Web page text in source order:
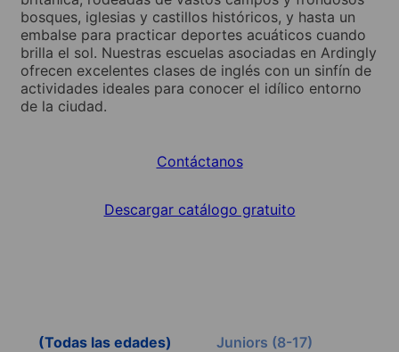
bosques, iglesias y castillos históricos, y hasta un
embalse para practicar deportes acuáticos cuando
brilla el sol. Nuestras escuelas asociadas en Ardingly
ofrecen excelentes clases de inglés con un sinfín de
actividades ideales para conocer el idílico entorno
de la ciudad.
Contáctanos
Descargar catálogo gratuito
(Todas las edades) Juniors (8-17)